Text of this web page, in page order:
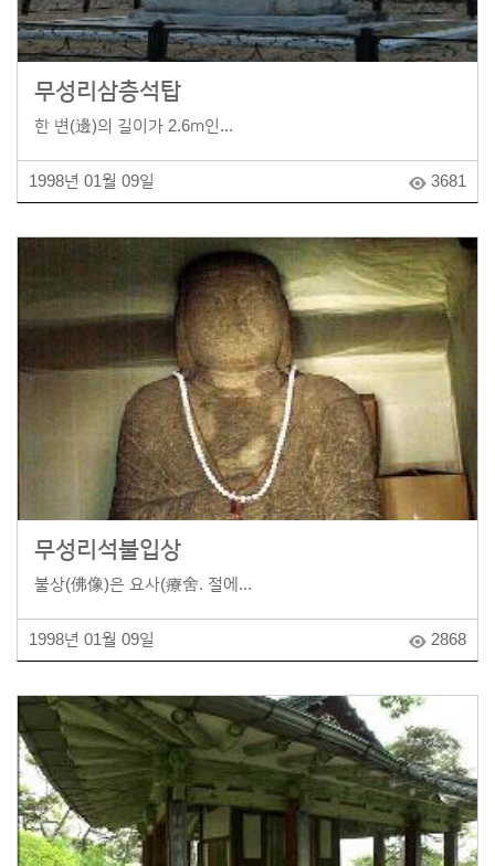
무성리삼층석탑
한 변(邊)의 길이가 2.6m인...
1998년 01월 09일 3681
무성리석불입상
불상(佛像)은 요사(療舍. 절에...
1998년 01월 09일 2868